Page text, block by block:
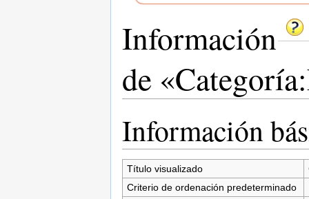
Información
de
Información
Título visualizado
Criterio de ordenación predeterminado